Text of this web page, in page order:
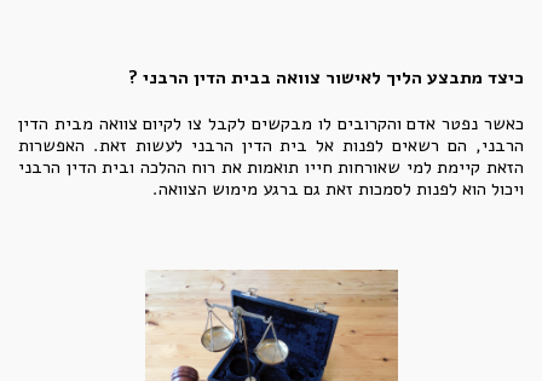
כיצד מתבצע הליך לאישור צוואה בבית הדין הרבני ?
כאשר נפטר אדם והקרובים לו מבקשים לקבל צו לקיום צוואה מבית הדין
הרבני, הם רשאים לפנות אל בית הדין הרבני לעשות זאת. האפשרות
הזאת קיימת למי שאורחות חייו תואמות את רוח ההלכה ובית הדין הרבני
ויכול הוא לפנות לסמכות זאת גם ברגע מימוש הצוואה.